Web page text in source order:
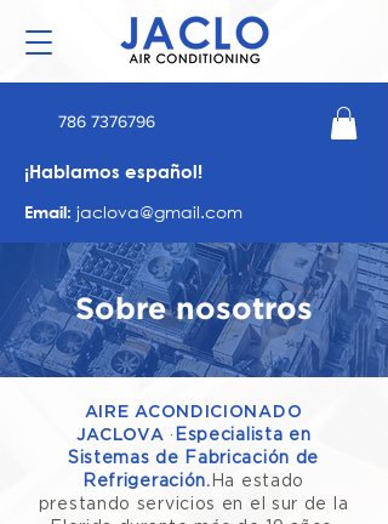
786 7376796
¡Hablamos español!
Email: jaclova@gmail.com
Sobre nosotros
AIRE ACONDICIONADO
JACLOVA · Especialista en
Sistemas de Fabricación de
Refrigeración. Ha estado
prestando servicios en el sur de la